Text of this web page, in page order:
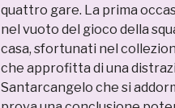
quattro gare. La prima
nel vuoto del gioco della
casa, sfortunati nel
che approfitta di una
Santarcangelo che si